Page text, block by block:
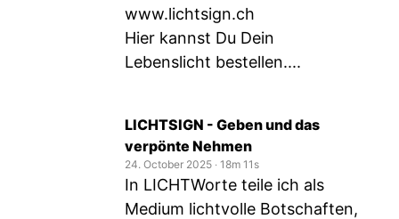
www.lichtsign.ch
Hier kannst Du Dein
Lebenslicht bestellen....
LICHTSIGN - Geben und das
verpönte Nehmen
24. October 2025 ‧ 18m 11s
In LICHTWorte teile ich als
Medium lichtvolle Botschaften,